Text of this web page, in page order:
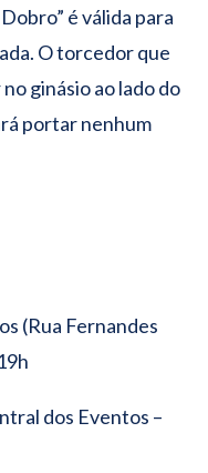
é válida para
O torcedor que
ginásio ao lado do
portar nenhum
(Rua Fernandes
dos Eventos –